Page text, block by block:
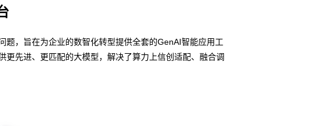
，旨在为企业的数智化转型提供全套的GenAI智能应用工
先进、更匹配的大模型，解决了算力上信创适配、融合调